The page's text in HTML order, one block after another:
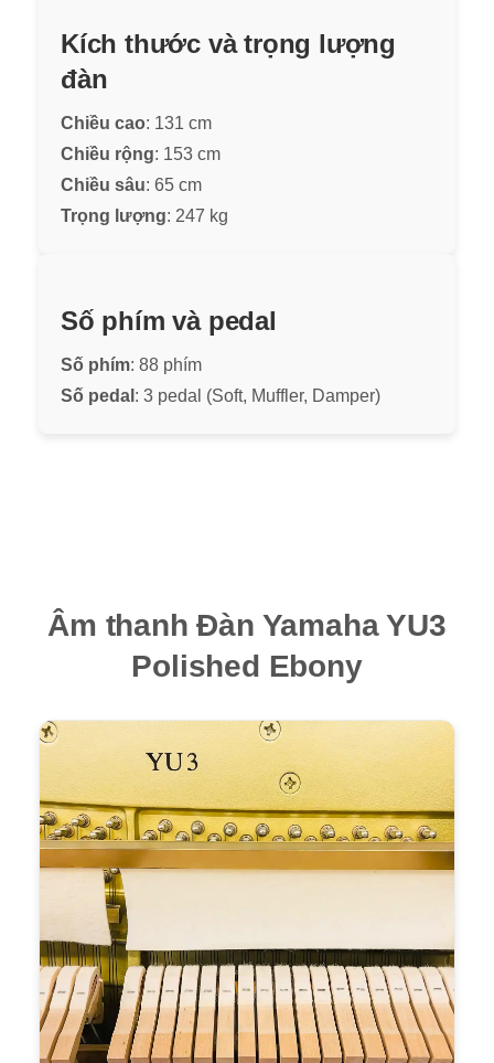
Kích thước và trọng lượng
đàn
Chiều cao: 131 cm
Chiều rộng: 153 cm
Chiều sâu: 65 cm
Trọng lượng: 247 kg
Số phím và pedal
Số phím: 88 phím
Số pedal : 3 pedal (Soft, Muffler, Damper)
Âm thanh Đàn Yamaha YU3
Polished Ebony